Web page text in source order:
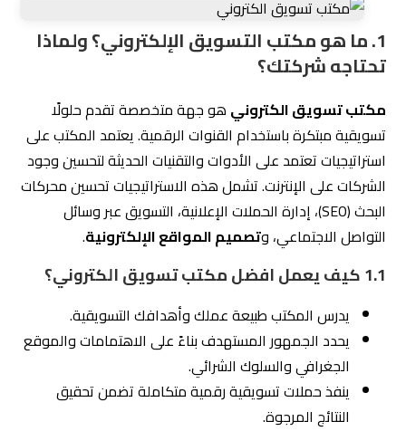
1. ما هو مكتب التسويق الإلكتروني؟ ولماذا
تحتاجه شركتك؟
مكتب تسويق الكتروني هو جهة متخصصة تقدم حلولًا
تسويقية مبتكرة باستخدام القنوات الرقمية. يعتمد المكتب على
استراتيجيات تعتمد على الأدوات والتقنيات الحديثة لتحسين وجود
الشركات على الإنترنت. تشمل هذه الاستراتيجيات تحسين محركات
البحث (SEO)، إدارة الحملات الإعلانية، التسويق عبر وسائل
التواصل الاجتماعي، وتصميم المواقع الإلكترونية.
1.1كيف يعمل افضل مكتب تسويق الكتروني؟
يدرس المكتب طبيعة عملك وأهدافك التسويقية.
يحدد الجمهور المستهدف بناءً على الاهتمامات والموقع
الجغرافي والسلوك الشرائي.
ينفذ حملات تسويقية رقمية متكاملة تضمن تحقيق
النتائج المرجوة.